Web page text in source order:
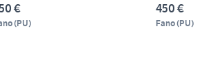
€
(PU)
450 €
Fano(PU)